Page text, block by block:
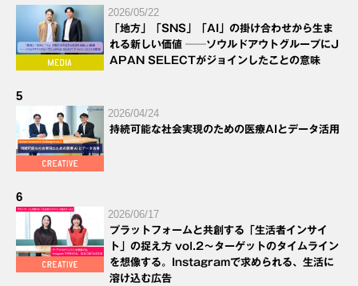
2026/05/22
「地方」「SNS」「AI」の掛け合わせから生ま
れる新しい価値 ──ソウルドアウトグループにJ
APAN SELECTがジョインしたことの意味
5
2026/04/24
持続可能な社会実現のための医療AIとデータ活用
6
2026/06/17
プラットフォームと共創する「生活者インサイ
ト」の捉え方 vol.2～ターゲットのタイムライン
を想像する。Instagramで求められる、生活に
溶け込む広告